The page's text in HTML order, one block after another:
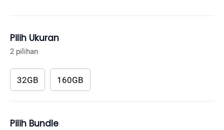
Pilih Ukuran
2 pilihan
32GB 160GB
Pilih Bundle